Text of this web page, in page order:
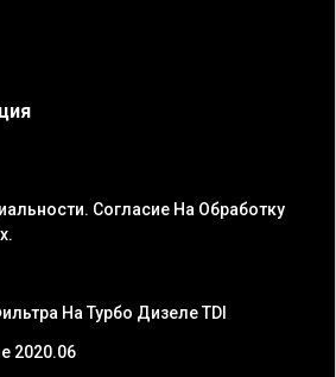
Согласие На Обработку
На Турбо Дизеле TDI
2020.06